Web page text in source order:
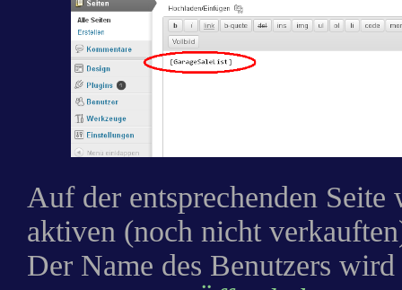
Auf der entsprechenden
aktiven (noch nicht
Der Name des Benutzers